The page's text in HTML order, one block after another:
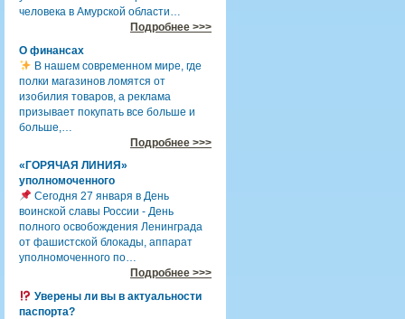
человека в Амурской области…
Подробнее >>>
О финансах
В нашем современном мире, где
полки магазинов ломятся от
изобилия товаров, а реклама
призывает покупать все больше и
больше,…
Подробнее >>>
«ГОРЯЧАЯ ЛИНИЯ»
уполномоченного
Сегодня 27 января в День
воинской славы России - День
полного освобождения Ленинграда
от фашистской блокады, аппарат
уполномоченного по…
Подробнее >>>
Уверены ли вы в актуальности
паспорта?